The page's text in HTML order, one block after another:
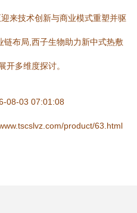
来技术创新与商业模式重塑并驱
链布局,西子生物助力新中式热敷
开多维度探讨。
08-03 07:01:08
product/63.html